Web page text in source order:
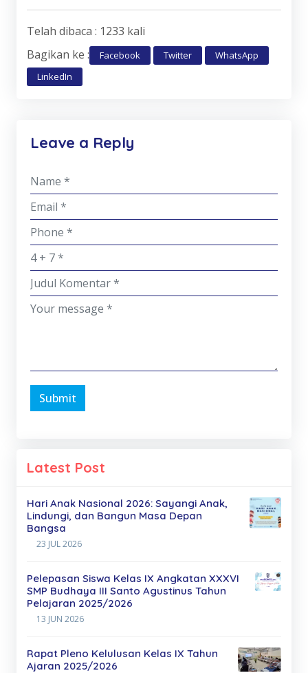
Telah dibaca : 1233 kali
Bagikan ke :
Facebook Twitter
WhatsApp
LinkedIn
Leave a Reply
Submit
Latest Post
Hari Anak Nasional 2026: Sayangi Anak,
Lindungi, dan Bangun Masa Depan
Bangsa
23 JUL 2026
Pelepasan Siswa Kelas IX Angkatan XXXVI
SMP Budhaya III Santo Agustinus Tahun
Pelajaran 2025/2026
13 JUN 2026
Rapat Pleno Kelulusan Kelas IX Tahun
Ajaran 2025/2026